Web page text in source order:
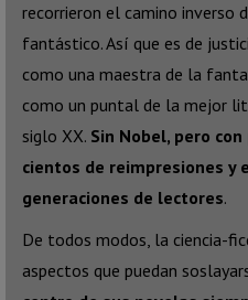
recorrieron el camino inverso
fantástico. Así que es de
como una maestra de la
como un puntal de la mejor
siglo XX. Sin Nobel, pero
cientos de reimpresiones y
generaciones de lectores.
De todos modos, la ciencia-
aspectos que puedan